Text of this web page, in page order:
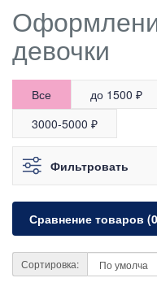
девочки
Все до 1500 ₽
3000-5000 ₽
Фильтровать
Сравнение товаров
Сортировка: